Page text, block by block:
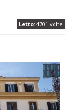
Letto: 4701 volte